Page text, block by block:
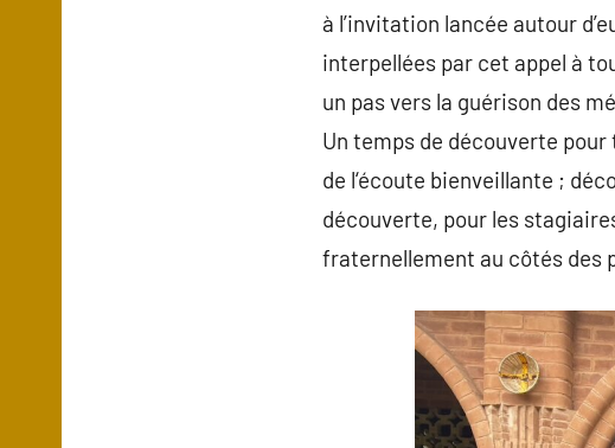
à l’invitation lancée autour
interpellées par cet appel à
un pas vers la guérison des
Un temps de découverte
de l‘écoute bienveillante ;
découverte, pour les
fraternellement au côtés des